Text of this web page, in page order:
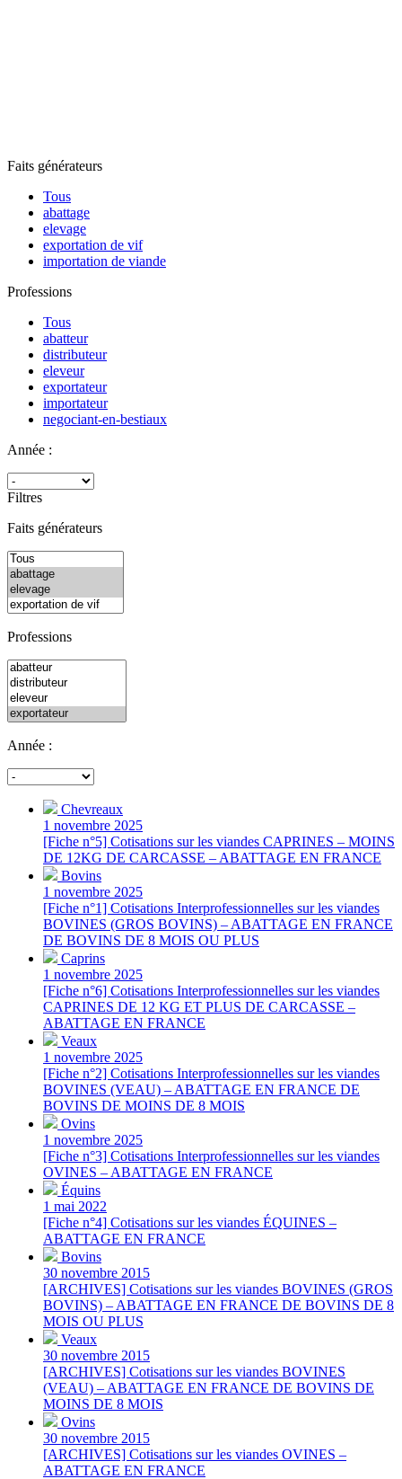
Faits générateurs
Tous
abattage
elevage
exportation de vif
importation de viande
Professions
Tous
abatteur
distributeur
eleveur
exportateur
importateur
negociant-en-bestiaux
Année :
Filtres
Faits générateurs
Professions
Année :
Chevreaux
1 novembre 2025
[Fiche n°5] Cotisations sur les viandes CAPRINES – MOINS
DE 12KG DE CARCASSE – ABATTAGE EN FRANCE
Bovins
1 novembre 2025
[Fiche n°1] Cotisations Interprofessionnelles sur les viandes
BOVINES (GROS BOVINS) – ABATTAGE EN FRANCE
DE BOVINS DE 8 MOIS OU PLUS
Caprins
1 novembre 2025
[Fiche n°6] Cotisations Interprofessionnelles sur les viandes
CAPRINES DE 12 KG ET PLUS DE CARCASSE –
ABATTAGE EN FRANCE
Veaux
1 novembre 2025
[Fiche n°2] Cotisations Interprofessionnelles sur les viandes
BOVINES (VEAU) – ABATTAGE EN FRANCE DE
BOVINS DE MOINS DE 8 MOIS
Ovins
1 novembre 2025
[Fiche n°3] Cotisations Interprofessionnelles sur les viandes
OVINES – ABATTAGE EN FRANCE
Équins
1 mai 2022
[Fiche n°4] Cotisations sur les viandes ÉQUINES –
ABATTAGE EN FRANCE
Bovins
30 novembre 2015
[ARCHIVES] Cotisations sur les viandes BOVINES (GROS
BOVINS) – ABATTAGE EN FRANCE DE BOVINS DE 8
MOIS OU PLUS
Veaux
30 novembre 2015
[ARCHIVES] Cotisations sur les viandes BOVINES
(VEAU) – ABATTAGE EN FRANCE DE BOVINS DE
MOINS DE 8 MOIS
Ovins
30 novembre 2015
[ARCHIVES] Cotisations sur les viandes OVINES –
ABATTAGE EN FRANCE